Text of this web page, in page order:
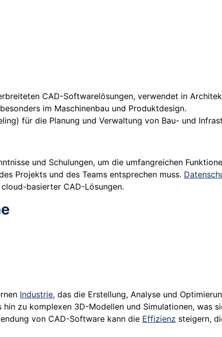
CAD-Softwarelösungen, verwendet in
im Maschinenbau und Produktdesign.
für die Planung und Verwaltung von Bau- und
und Schulungen, um die umfangreichen
Projekts und des Teams entsprechen muss.
basierter CAD-Lösungen.
Industrie, das die Erstellung, Analyse und
zu komplexen 3D-Modellen und Simulationen, was
von CAD-Software kann die Effizienz steigern,